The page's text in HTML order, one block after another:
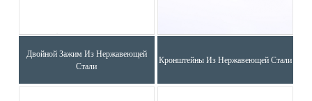
Двойной Зажим Из Нержавеющей
Стали
Кронштейны Из Нержавеющей Стали